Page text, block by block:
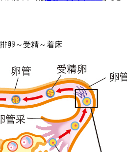
排卵～受精～着床